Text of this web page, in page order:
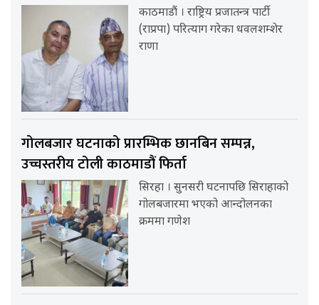
काठमाडौं । राष्ट्रिय प्रजातन्त्र पार्टी
(राप्रपा) परित्याग गरेका धवलशम्शेर
राणा
गोलबजार घटनाको प्रारम्भिक छानबिन सम्पन्न,
उच्चस्तरीय टोली काठमाडौं फिर्ता
सिरहा । सुनसरी घटनापछि सिराहाको
गोलबजारमा भएको आन्दोलनका
क्रममा गणेश